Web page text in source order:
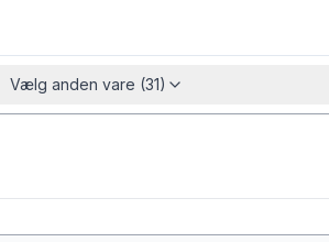
Vælg anden vare (31)